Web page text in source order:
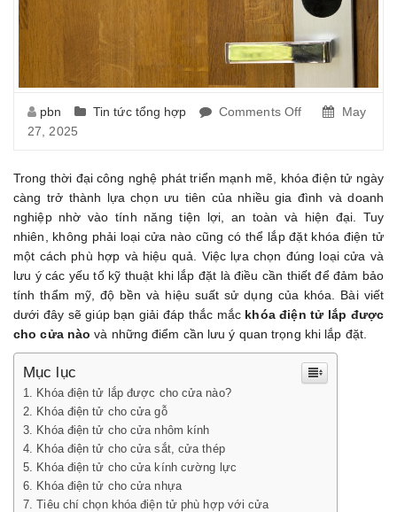
pbn Tin tức tổng hợp Comments Off
Nào?
Khi
Lắp
May
27, 2025
Trong thời đại công nghệ phát triển mạnh mẽ, khóa điện tử ngày
càng trở thành lựa chọn ưu tiên của nhiều gia đình và doanh
nghiệp nhờ vào tính năng tiện lợi, an toàn và hiện đại. Tuy
nhiên, không phải loại cửa nào cũng có thể lắp đặt khóa điện tử
một cách phù hợp và hiệu quả. Việc lựa chọn đúng loại cửa và
lưu ý các yếu tố kỹ thuật khi lắp đặt là điều cần thiết để đảm bảo
tính thẩm mỹ, độ bền và hiệu suất sử dụng của khóa. Bài viết
dưới đây sẽ giúp bạn giải đáp thắc mắc khóa điện tử lắp được
cho cửa nàovà những điểm cần lưu ý quan trọng khi lắp đặt.
Mục lục
Khóa điện tử lắp được cho cửa nào?
Khóa điện tử cho cửa gỗ
Khóa điện tử cho cửa nhôm kính
Khóa điện tử cho cửa sắt, cửa thép
Khóa điện tử cho cửa kính cường lực
Khóa điện tử cho cửa nhựa
Tiêu chí chọn khóa điện tử phù hợp với cửa